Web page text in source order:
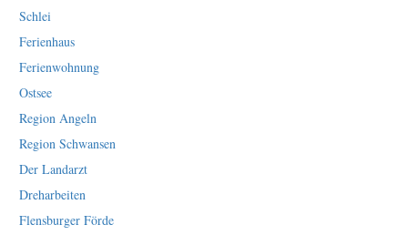
Schlei
Ferienhaus
Ferienwohnung
Ostsee
Region Angeln
Region Schwansen
Der Landarzt
Dreharbeiten
Flensburger Förde